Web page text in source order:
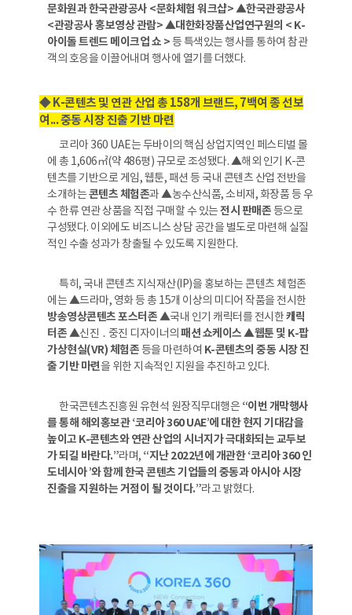
문화원과 한국관광공사 <문화체험 워크샵> ▲한국관광공사
<관광공사 홍보영상 관람> ▲대한화장품산업연구원의 < K-
아이돌 트렌드 메이크업 쇼 >등 특색있는 행사를 통하여 참관
객의 호응을 이끌어내며 행사에 열기를 더했다.
◆ K-콘텐츠 및 연관 산업 총 158개 브랜드, 7백여 종 선보
여... 중동 시장 진출 기반 마련
코리아 360 UAE는 두바이의 핵심 상업지역인 페스티벌 몰
에 총 1,606㎡(약 486평) 규모로 조성됐다. ▲해외 인기 K-콘
텐츠를 기반으로 게임, 웹툰, 패션 등 국내 콘텐츠 산업 전반을
소개하는콘텐츠 체험존과 ▲농수산식품, 소비재, 화장품 등 우
수 한류 연관 상품을 직접 구매할 수 있는전시 판매존등으로
구성됐다. 이외에도 비즈니스 상담 공간을 별도로 마련해 실질
적인 수출 성과가 창출될 수 있도록 지원한다.
특히, 국내 콘텐츠 지식재산(IP)을 홍보하는 콘텐츠 체험존
에는 ▲드라마, 영화 등 총 15개 이상의 미디어 작품을 전시한
방송영상콘텐츠 포스터존▲국내 인기 캐릭터를 전시한캐릭
터존▲신진 ․ 중진 디자이너의패션 쇼케이스 ▲웹툰 및 K-팝
가상현실(VR) 체험존등을 마련하여 K-콘텐츠의 중동 시장 진
출 기반 마련을 위한 지속적인 지원을 추진하고 있다.
한국콘텐츠진흥원 유현석 원장직무대행은 “이번 개막행사
를 통해 해외홍보관 ‘코리아 360 UAE’에 대한 현지 기대감을
높이고 K-콘텐츠와 연관 산업의 시너지가 극대화되는 교두보
가 되길 바란다.”라며, “지난 2022년에 개관한 ‘코리아 360 인
도네시아 ’와 함께 한국 콘텐츠 기업들의 중동과 아시아 시장
진출을 지원하는 거점이 될 것이다.”라고 밝혔다.